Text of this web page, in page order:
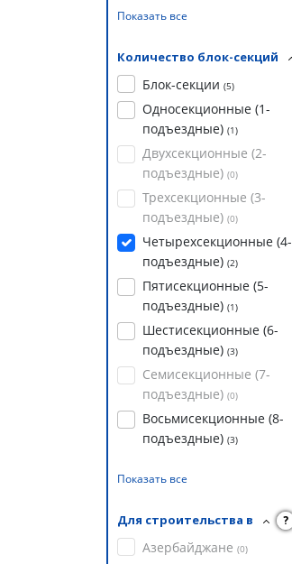
Показать все
Количество блок-секций
Блок-секции (5)
Односекционные (1-
подъездные) (1)
Двухсекционные (2-
подъездные) (0)
Трехсекционные (3-
подъездные) (0)
Четырехсекционные (4-
подъездные) (2)
Пятисекционные (5-
подъездные) (1)
Шестисекционные (6-
подъездные) (3)
Семисекционные (7-
подъездные) (0)
Восьмисекционные (8-
подъездные) (3)
Показать все
Для строительства в ?
Азербайджане (0)